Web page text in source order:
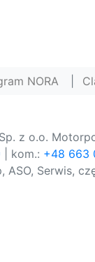
NORA
z o.o.
| kom.: +48 663
ASO, Serwis,